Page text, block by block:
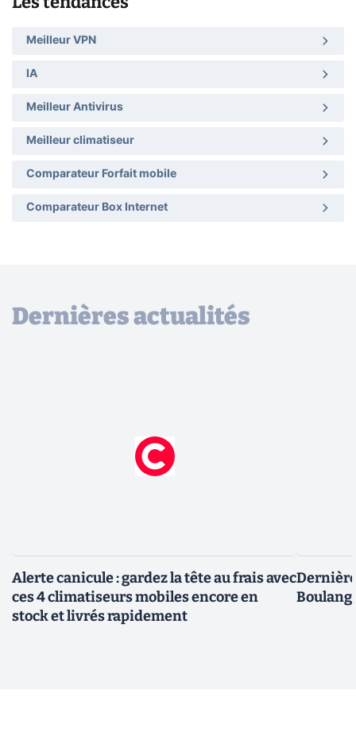
Meilleur VPN
IA
Meilleur Antivirus
Meilleur climatiseur
Comparateur Forfait mobile
Comparateur Box Internet
Dernières actualités
Alerte canicule : gardez la tête au frais avec
ces 4 climatiseurs mobiles encore en
stock et livrés rapidement